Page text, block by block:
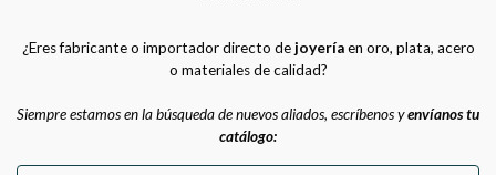
¿Eres fabricante o importador directo dejoyeríaen oro, plata, acero
o materiales de calidad?
Siempre estamos en la búsqueda de nuevos aliados, escríbenos yenvíanos tu
catálogo: